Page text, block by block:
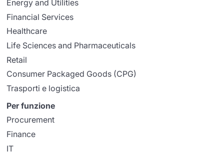
Energy and Utilities
Financial Services
Healthcare
Life Sciences and Pharmaceuticals
Retail
Consumer Packaged Goods (CPG)
Trasporti e logistica
Per funzione
Procurement
Finance
IT